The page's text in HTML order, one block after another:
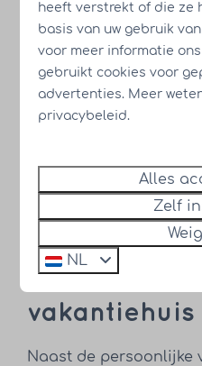
De
vakantiehuis
Naast de persoonlijke
heeft verstrekt of die ze
basis van uw gebruik
voor meer informatie ons
gebruikt cookies voor
advertenties. Meer
privacybeleid.
Alles
Zelf
NL